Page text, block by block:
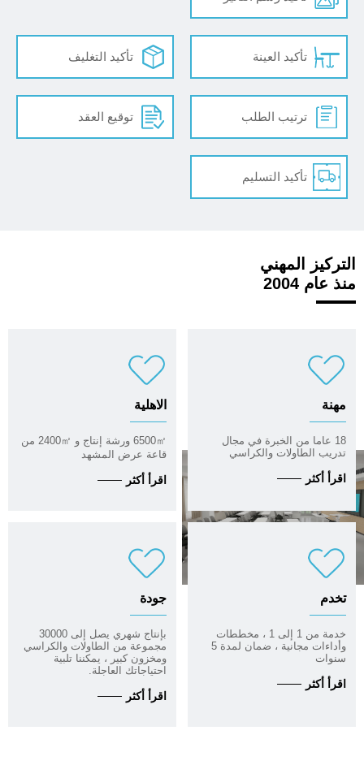
تأكيد العينة تأكيد التغليف
ترتيب الطلب توقيع العقد
تأكيد التسليم
التركيز المهني
منذ عام 2004
مهنة
18 عاما من الخبرة في مجال
تدريب الطاولات والكراسي
اقرأ أكثر
الاهلية
6500㎡ ورشة إنتاج و 2400㎡ من
قاعة عرض المشهد
اقرأ أكثر
تخدم
خدمة من 1 إلى 1 ، مخططات
وأداءات مجانية ، ضمان لمدة 5
سنوات
اقرأ أكثر
جودة
بإنتاج شهري يصل إلى 30000
مجموعة من الطاولات والكراسي
ومخزون كبير ، يمكننا تلبية
احتياجاتك العاجلة.
اقرأ أكثر